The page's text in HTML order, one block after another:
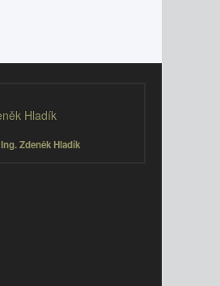
Ing. Zdeněk Hladík